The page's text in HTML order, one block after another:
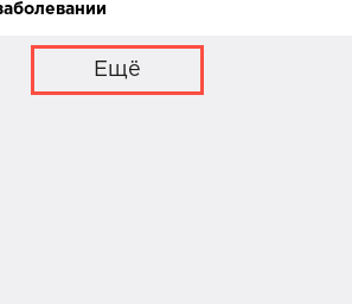
Ещё